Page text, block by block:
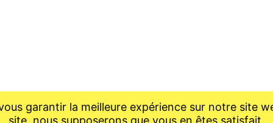
garantir la meilleure expérience sur notre site
site, nous supposerons que vous en êtes satisfait.